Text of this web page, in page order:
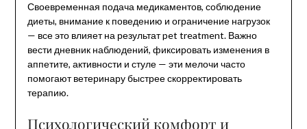
Своевременная подача медикаментов, соблюдение
диеты, внимание к поведению и ограничение нагрузок
— все это влияет на результат pet treatment. Важно
вести дневник наблюдений, фиксировать изменения в
аппетите, активности и стуле — эти мелочи часто
помогают ветеринару быстрее скорректировать
терапию.
Психологический комфорт и